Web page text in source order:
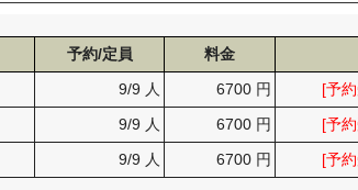
予約/定員 料金
9/9 人 6700 円
[予
9/9 人 6700 円
[予
9/9 人 6700 円 [予